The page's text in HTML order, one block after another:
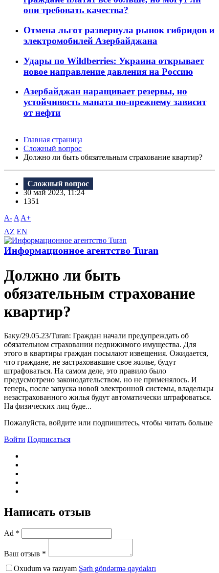
они требовать качества?
Отмена льгот развернула рынок гибридов и
электромобилей Азербайджана
Удары по Wildberries: Украина открывает
новое направление давления на Россию
Азербайджан наращивает резервы, но
устойчивость маната по-прежнему зависит
от нефти
Главная страница
Сложный вопрос
Должно ли быть обязательным страхование квартир?
Сложный вопрос
30 май 2023, 11:24
1351
A- A A+
AZ EN
Информационное агентство Turan
Должно ли быть
обязательным страхование
квартир?
Баку/29.05.23/Turan: Граждан начали предупреждать об
обязательном страховании недвижимого имущества. Для
этого в квартиры граждан посылают извещения. Ожидается,
что граждане, не застраховавшие свое жилье, будут
штрафоваться. На самом деле, это правило было
предусмотрено законодательством, но не применялось. И
теперь, после запуска новой электронной системы, владельцы
незастрахованного жилья будут автоматически штрафоваться.
На физических лиц буде...
Пожалуйста, войдите или подпишитесь, чтобы читать больше
Войти Подписаться
Написать отзыв
Ad *
Ваш отзыв *
Oxudum və razıyam Şərh göndərmə qaydaları